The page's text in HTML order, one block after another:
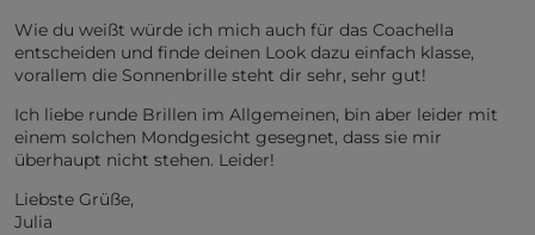
Wie du weißt würde ich mich auch für das Coachella
entscheiden und finde deinen Look dazu einfach klasse,
vorallem die Sonnenbrille steht dir sehr, sehr gut!
Ich liebe runde Brillen im Allgemeinen, bin aber leider mit
einem solchen Mondgesicht gesegnet, dass sie mir
überhaupt nicht stehen. Leider!
Liebste Grüße,
Julia